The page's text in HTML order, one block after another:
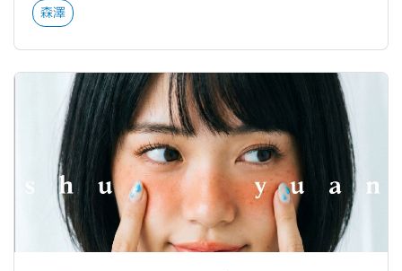
森澤